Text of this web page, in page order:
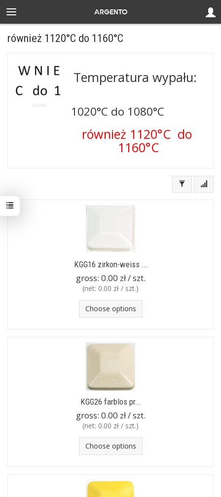
również 1120°C do 1160°C
Temperatura wypału:
1020°C do 1080°C
również 1120°C do
1160°C
KGG16 zirkon-weiss ...
gross: 0.00 zł / szt.
(net: 0.00 zł / szt.)
Choose options
KGG26 farblos pr...
gross: 0.00 zł / szt.
(net: 0.00 zł / szt.)
Choose options